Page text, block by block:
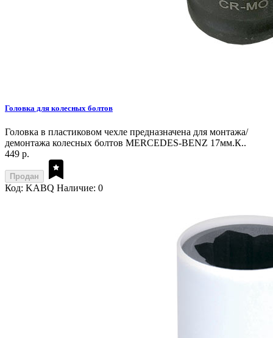
Головка для колесных болтов
Головка в пластиковом чехле предназначена для монтажа/
демонтажа колесных болтов MERCEDES-BENZ 17мм.К..
449 р.
Продан
Код: KABQ Наличие: 0